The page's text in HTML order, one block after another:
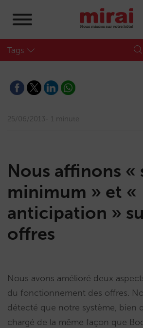
Tags
25/06/2013 1 minute
Nous affinons «
minimum » et «
anticipation »
offres
Nous avons amélioré deux
du fonctionnement des offres.
détecté que notre système, bien
chargé de la même façon que